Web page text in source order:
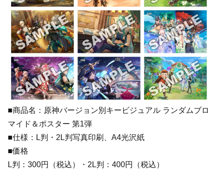
■商品名：原神バージョン別キービジュアル ランダムブロ
マイド＆ポスター 第1弾
■仕様：L判・2L判写真印刷、A4光沢紙
■価格
L判：300円（税込）・2L判：400円（税込）